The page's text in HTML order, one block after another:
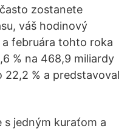
zostanete
váš hodinový
a februára tohto roka
% na 468,9 miliardy
22,2 % a predstavoval
s jedným kuraťom a